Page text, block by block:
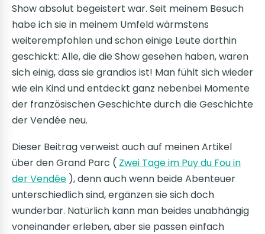
Show absolut begeistert war. Seit meinem Besuch
habe ich sie in meinem Umfeld wärmstens
weiterempfohlen und schon einige Leute dorthin
geschickt: Alle, die die Show gesehen haben, waren
sich einig, dass sie grandios ist! Man fühlt sich wieder
wie ein Kind und entdeckt ganz nebenbei Momente
der französischen Geschichte durch die Geschichte
der Vendée neu.
Dieser Beitrag verweist auch auf meinen Artikel
über den Grand Parc ( Zwei Tage im Puy du Fou in
der Vendée ), denn auch wenn beide Abenteuer
unterschiedlich sind, ergänzen sie sich doch
wunderbar. Natürlich kann man beides unabhängig
voneinander erleben, aber sie passen einfach